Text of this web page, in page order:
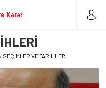
» SEÇİMLER VE TARİHLERİ